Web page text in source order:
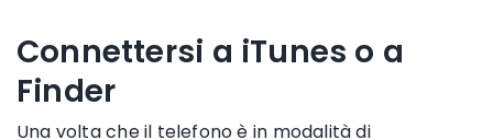
Connettersi a iTunes o a
Finder
Una volta che il telefono è in modalità di